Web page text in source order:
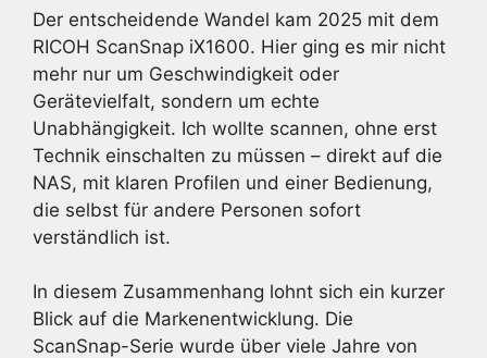
Der entscheidende Wandel kam 2025 mit dem
RICOH ScanSnap iX1600. Hier ging es mir nicht
mehr nur um Geschwindigkeit oder
Gerätevielfalt, sondern um echte
Unabhängigkeit. Ich wollte scannen, ohne erst
Technik einschalten zu müssen – direkt auf die
NAS, mit klaren Profilen und einer Bedienung,
die selbst für andere Personen sofort
verständlich ist.
In diesem Zusammenhang lohnt sich ein kurzer
Blick auf die Markenentwicklung. Die
ScanSnap-Serie wurde über viele Jahre von